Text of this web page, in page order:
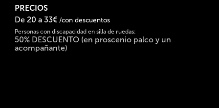
PRECIOS
De 20 a 33€ /con descuentos
Personas con discapacidad en silla de ruedas:
50% DESCUENTO (en proscenio palco y un
acompañante)